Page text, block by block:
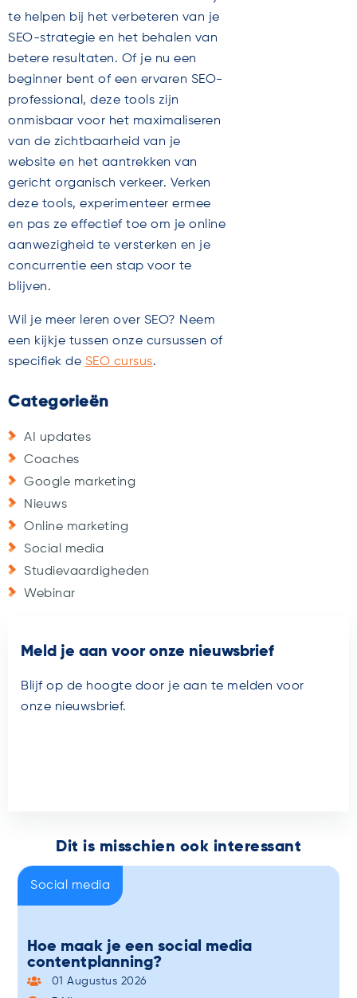
te helpen bij het verbeteren van je
SEO-strategie en het behalen van
betere resultaten. Of je nu een
beginner bent of een ervaren SEO-
professional, deze tools zijn
onmisbaar voor het maximaliseren
van de zichtbaarheid van je
website en het aantrekken van
gericht organisch verkeer. Verken
deze tools, experimenteer ermee
en pas ze effectief toe om je online
aanwezigheid te versterken en je
concurrentie een stap voor te
blijven.
Wil je meer leren over SEO? Neem
een kijkje tussen onze cursussen of
specifiek de SEO cursus.
Categorieën
AI updates
Coaches
Google marketing
Nieuws
Online marketing
Social media
Studievaardigheden
Webinar
Meld je aan voor onze nieuwsbrief
Blijf op de hoogte door je aan te melden voor
onze nieuwsbrief.
Dit is misschien ook interessant
Social media
Hoe maak je een social media
contentplanning?
01 Augustus 2026